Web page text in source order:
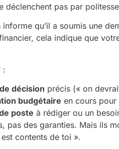
déclenchent pas par
qu’il a soumis une
cela indique que
:
décision précis (« on
budgétaire en cours pour
poste à rédiger ou un
pas des garanties. Mais ils
contents de toi ».